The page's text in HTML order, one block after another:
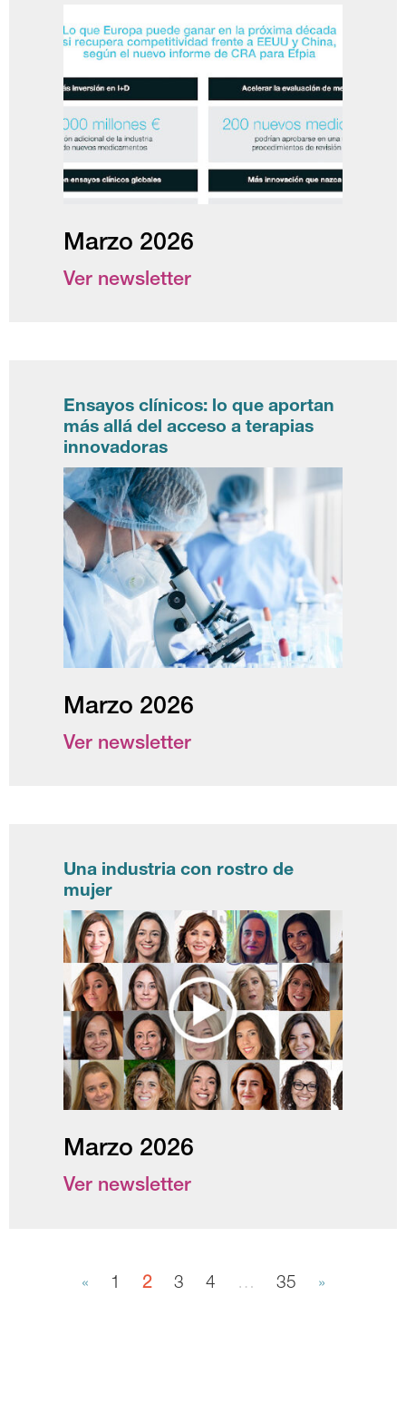
Marzo 2026
Ver newsletter
Ensayos clínicos: lo que aportan
más allá del acceso a terapias
innovadoras
Marzo 2026
Ver newsletter
Una industria con rostro de
mujer
Marzo 2026
Ver newsletter
« 1 2 3 4 … 35 »